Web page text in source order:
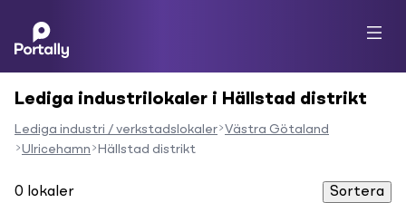
Lediga industrilokaler i Hällstad distrikt
Lediga industri / verkstadslokaler Västra Götaland
Ulricehamn
Hällstad distrikt
0 lokaler Sortera